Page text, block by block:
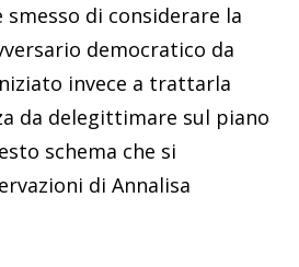
di considerare la
democratico da
invece a trattarla
da delegittimare sul piano
schema che si
di Annalisa